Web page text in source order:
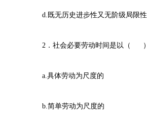
d.既无历史进步性又无阶级局限性
2．社会必要劳动时间是以（ ）
a.具体劳动为尺度的
b.简单劳动为尺度的